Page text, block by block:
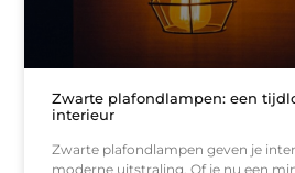
Zwarte plafondlampen: een
interieur
Zwarte plafondlampen geven je
moderne uitstraling. Of je nu een